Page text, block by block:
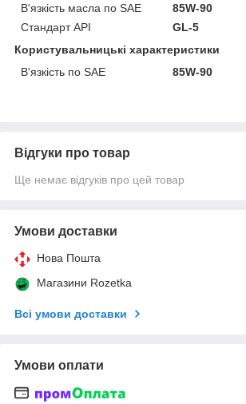
В'язкість масла по SAE
85W-90
Стандарт API
GL-5
Користувальницькі характеристики
В'язкість по SAE
85W-90
Відгуки про товар
Ще немає відгуків про цей товар
Умови доставки
Нова Пошта
Магазини Rozetka
Всі умови доставки
Умови оплати